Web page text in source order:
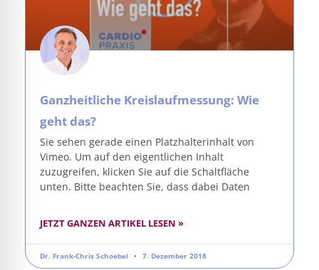
Ganzheitliche Kreislaufmessung: Wie
geht das?
Sie sehen gerade einen Platzhalterinhalt von
Vimeo. Um auf den eigentlichen Inhalt
zuzugreifen, klicken Sie auf die Schaltfläche
unten. Bitte beachten Sie, dass dabei Daten
JETZT GANZEN ARTIKEL LESEN »
Dr. Frank-Chris Schoebel 7. Dezember 2018